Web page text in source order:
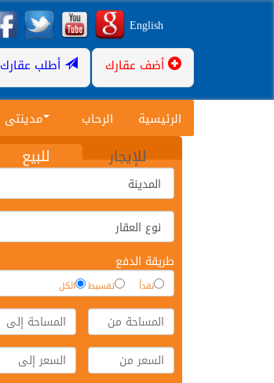
English
أضف عقارك أطلب عقارك
الرئيسية الرحاب مدينتى
للبيع للإيجار
طريقة الدفع
نقداً تقسيط الكل